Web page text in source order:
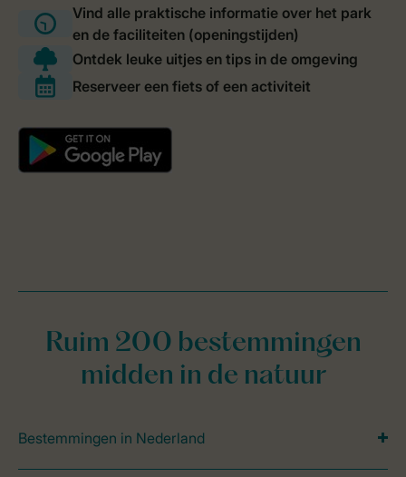
Ruim 200 bestemmingen
midden in de natuur
Bestemmingen in Nederland